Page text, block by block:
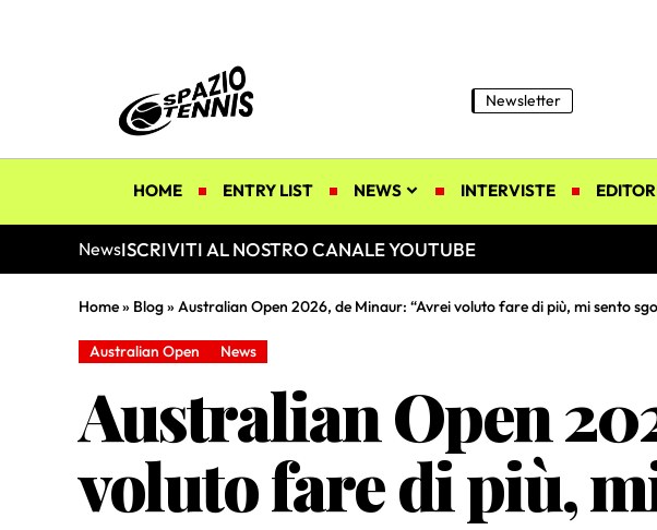
Newsletter
HOME ENTRY LIST NEWS INTERVISTE
NewsISCRIVITI AL NOSTRO CANALE YOUTUBE
Home» Blog» Australian Open 2026, de Minaur: “Avrei voluto fare di più, mi sento
Australian Open News
Australian Open
voluto fare di più,